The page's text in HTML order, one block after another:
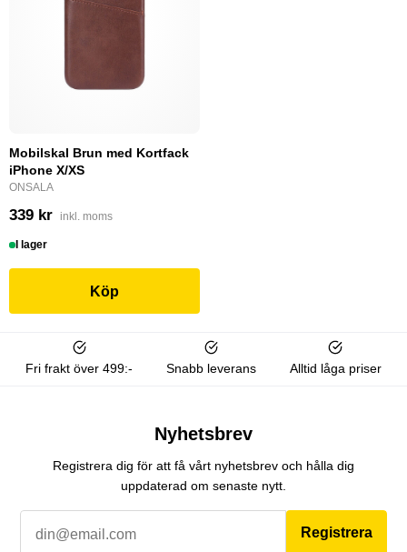
Mobilskal Brun med Kortfack
iPhone X/XS
ONSALA
339 kr inkl. moms
I lager
Köp
Fri frakt över 499:- Snabb leverans Alltid låga priser
Nyhetsbrev
Registrera dig för att få vårt nyhetsbrev och hålla dig
uppdaterad om senaste nytt.
Registrera